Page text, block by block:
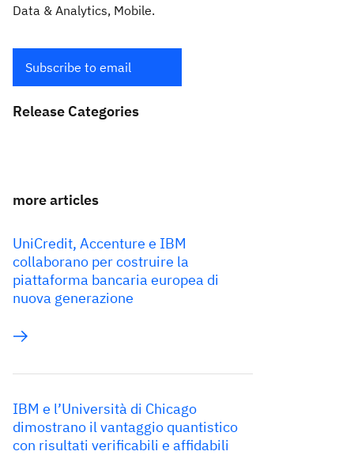
Data & Analytics, Mobile.
Subscribe to email
Release Categories
more articles
UniCredit, Accenture e IBM
collaborano per costruire la
piattaforma bancaria europea di
nuova generazione
IBM e l’Università di Chicago
dimostrano il vantaggio quantistico
con risultati verificabili e affidabili